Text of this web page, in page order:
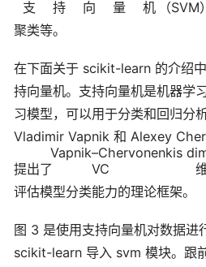
支持向量机
（
聚类等。
在下面关于 scikit-learn 的介绍
持向量机。支持向量机是机器学
习模型，可以用于分类和回归分
Vladimir Vapnik 和 Alexey
提出了
VC
Vapnik–Chervonenkis
评估模型分类能力的理论框架。
图 3 是使用支持向量机对数据进
scikit-learn 导入 svm 模块。跟